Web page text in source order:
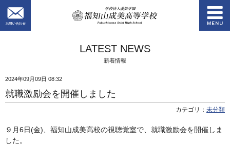
学校法人成美学
LATEST NEWS
新着情報
2024年09月09日 08:32
就職激励会を開催しました
カテゴリ： 未分類
９月6日(金)、福知山成美高校の視聴覚室で、就職激励会を開催しま
した。